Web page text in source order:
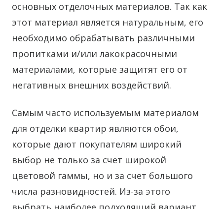
основных отделочных материалов. Так как
этот материал является натуральным, его
необходимо обрабатывать различными
пропитками и/или лакокрасочными
материалами, которые защитят его от
негативных внешних воздействий.
Самым часто используемым материалом
для отделки квартир являются обои,
которые дают покупателям широкий
выбор не только за счет широкой
цветовой гаммы, но и за счет большого
числа разновидностей. Из-за этого